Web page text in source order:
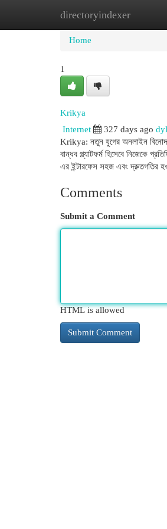
directoryindexer
Home New Site
Home
1
Krikya
Internet 327 days ago
Krikya: নতুন যুগের অনলাইন বিনোদন
বান্ধব প্ল্যাটফর্ম হিসেবে নিজেকে
এর ইন্টারফেস সহজ এবং দ্রুতগতির
Comments
Submit a Comment
HTML is allowed